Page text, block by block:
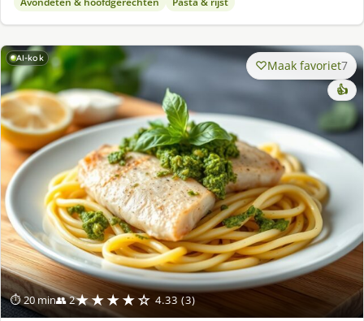
AI-kok
⏱ 20 min👥 2★★★★☆ 4.33 (3)
Maak favoriet7
👍